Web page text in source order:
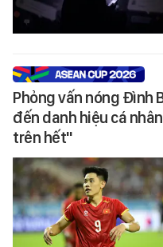
Phỏng vấn nóng Đình
đến danh hiệu cá
trên hết"